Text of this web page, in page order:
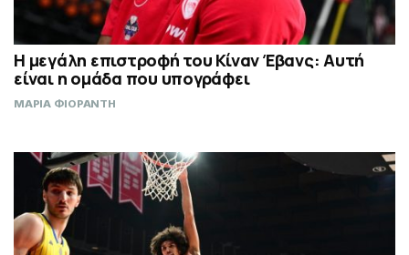
Η μεγάλη επιστροφή του Κίναν Έβανς: Αυτή
είναι η ομάδα που υπογράφει
ΜΑΡΙΑ ΦΙΟΡΑΝΤΗ